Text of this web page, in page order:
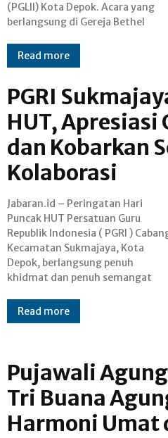
(PGLII) Kota Depok. Acara yang
berlangsung di Gereja Bethel
Read more
PGRI
HUT, Apresiasi
dan Kobarkan
Kolaborasi
Jabaran.id – Peringatan Hari
Puncak HUT Persatuan Guru
Republik Indonesia ( PGRI )
Kecamatan Sukmajaya, Kota
Depok, berlangsung penuh
khidmat dan penuh semangat
persatuan. Acara yang mengusung
tema persatuan ini sukses
merangkul seluruh
memperkuat ikatan kekeluargaan,
dan menyalakan kembali motivasi
Read more
Pujawali
Tri Buana
Harmoni Umat